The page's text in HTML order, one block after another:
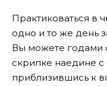
Практиковаться в
одно и то же день
Вы можете годами
скрипке наедине с
приблизившись к